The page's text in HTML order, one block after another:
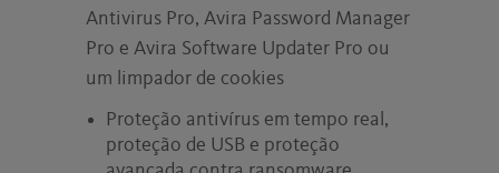
Antivirus Pro, Avira Password Manager
Pro e Avira Software Updater Pro ou
um limpador de cookies
Proteção antivírus em tempo real,
proteção de USB e proteção